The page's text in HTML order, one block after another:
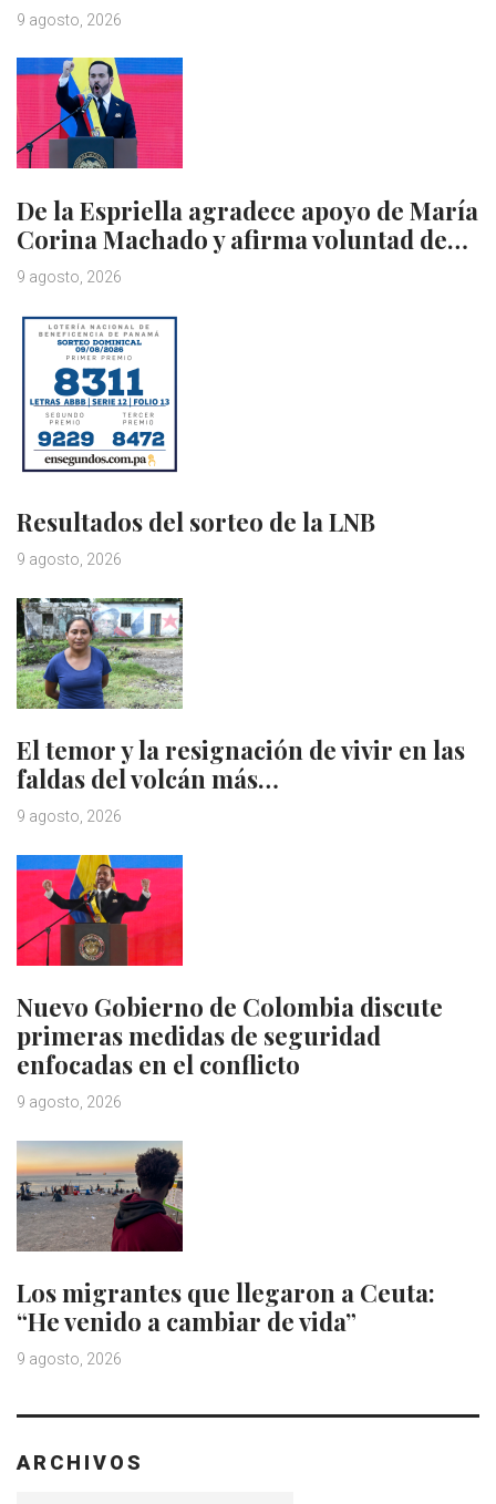
9 agosto, 2026
De la Espriella agradece apoyo de María
Corina Machado y afirma voluntad de…
9 agosto, 2026
Resultados del sorteo de la LNB
9 agosto, 2026
El temor y la resignación de vivir en las
faldas del volcán más…
9 agosto, 2026
Nuevo Gobierno de Colombia discute
primeras medidas de seguridad
enfocadas en el conflicto
9 agosto, 2026
Los migrantes que llegaron a Ceuta:
“He venido a cambiar de vida”
9 agosto, 2026
ARCHIVOS